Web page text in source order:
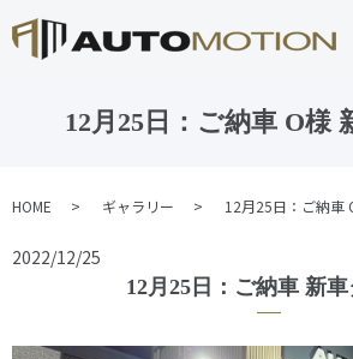
12月25日：ご納車 O様
HOME ギャラリー 12月25日：ご納車
2022/12/25
12月25日：ご納車 新車